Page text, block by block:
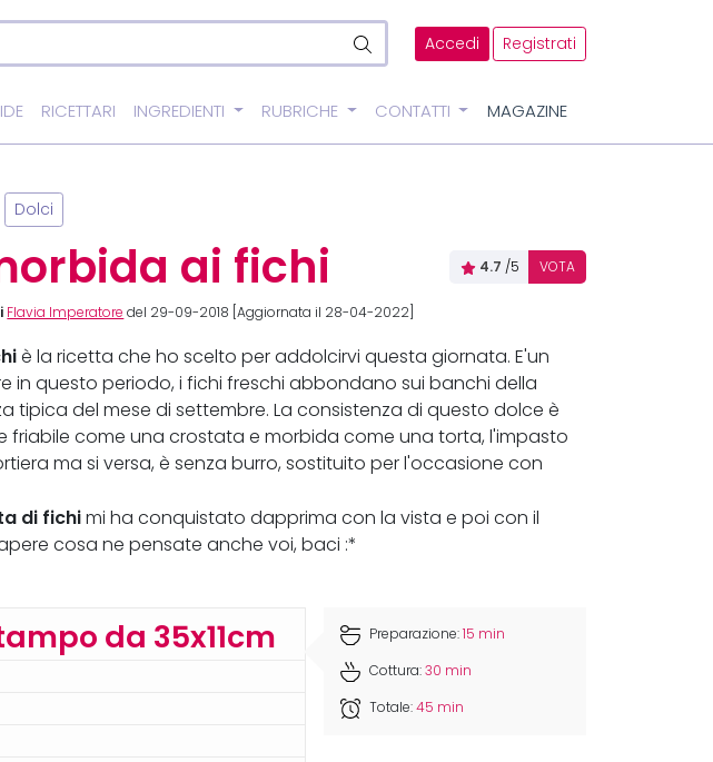
Accedi Registrati
RICETTARI INGREDIENTI RUBRICHE CONTATTI MAGAZINE
Dolci
ai fichi 4.7 /5 VOTA
Flavia Imperatore del 29-09-2018 [Aggiornata il 28-04-2022]
è la ricetta che ho scelto per addolcirvi questa giornata. E'un
in questo periodo, i fichi freschi abbondano sui banchi della
tipica del mese di settembre. La consistenza di questo dolce è
friabile come una crostata e morbida come una torta, l'impasto
ma si versa, è senza burro, sostituito per l'occasione con
di fichi mi ha conquistato dapprima con la vista e poi con il
cosa ne pensate anche voi, baci :*
da 35x11cm Preparazione:15 min
Cottura:30 min
Totale:45 min